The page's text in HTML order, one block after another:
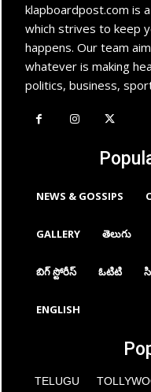
klapboardpost.com is
which strives to keep
happens. Our team
whatever is making
politics, business,
NEWS & GOSSIPS
GALLERY తెలుగు
బిగ్ స్టోరీస్ ఓటిటి
ENGLISH
TELUGU